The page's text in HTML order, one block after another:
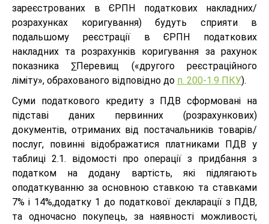
зареєстрованих в ЄРПН податкових накладних/
розрахунках коригування) будуть сприяти в
подальшому реєстрації в ЄРПН податкових
накладних та розрахунків коригування за рахунок
показника ∑Перевищ («другого реєстраційного
ліміту», обрахованого відповідно до п. 200-1.9 ПКУ).
Суми податкового кредиту з ПДВ сформовані на
підставі даних первинних (розрахункових)
документів, отриманих від постачальників товарів/
послуг, повинні відображатися платниками ПДВ у
таблиці 2.1. відомості про операції з придбання з
податком на додану вартість, які підлягають
оподаткуванню за основною ставкою та ставками
7% і 14%,додатку 1 до податкової декларації з ПДВ,
та одночасно покупець, за наявності можливості,